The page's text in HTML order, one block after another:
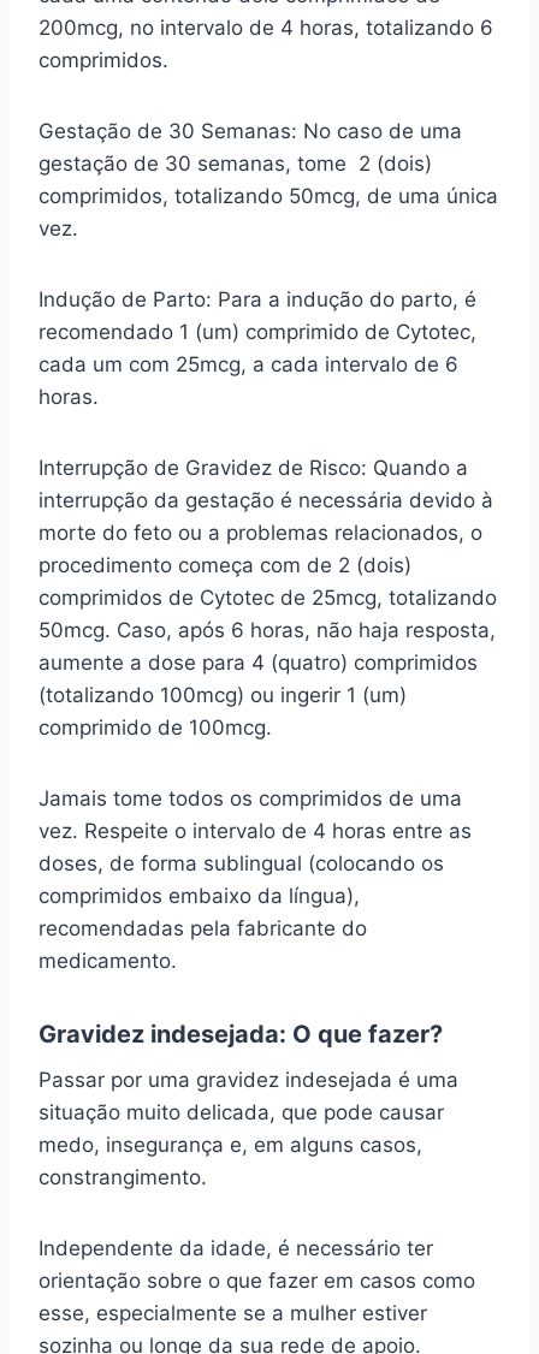
200mcg, no intervalo de 4 horas, totalizando 6
comprimidos.
Gestação de 30 Semanas: No caso de uma
gestação de 30 semanas, tome 2 (dois)
comprimidos, totalizando 50mcg, de uma única
vez.
Indução de Parto: Para a indução do parto, é
recomendado 1 (um) comprimido de Cytotec,
cada um com 25mcg, a cada intervalo de 6
horas.
Interrupção de Gravidez de Risco: Quando a
interrupção da gestação é necessária devido à
morte do feto ou a problemas relacionados, o
procedimento começa com de 2 (dois)
comprimidos de Cytotec de 25mcg, totalizando
50mcg. Caso, após 6 horas, não haja resposta,
aumente a dose para 4 (quatro) comprimidos
(totalizando 100mcg) ou ingerir 1 (um)
comprimido de 100mcg.
Jamais tome todos os comprimidos de uma
vez. Respeite o intervalo de 4 horas entre as
doses, de forma sublingual (colocando os
comprimidos embaixo da língua),
recomendadas pela fabricante do
medicamento.
Gravidez indesejada: O que fazer?
Passar por uma gravidez indesejada é uma
situação muito delicada, que pode causar
medo, insegurança e, em alguns casos,
constrangimento.
Independente da idade, é necessário ter
orientação sobre o que fazer em casos como
esse, especialmente se a mulher estiver
sozinha ou longe da sua rede de apoio.